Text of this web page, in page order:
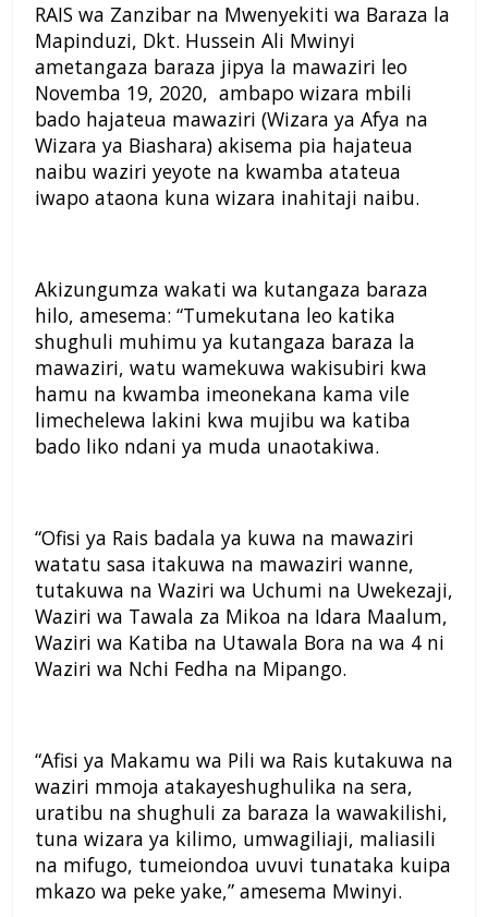
RAIS wa Zanzibar na Mwenyekiti wa Baraza la
Mapinduzi, Dkt. Hussein Ali Mwinyi
ametangaza baraza jipya la mawaziri leo
Novemba 19, 2020, ambapo wizara mbili
bado hajateua mawaziri (Wizara ya Afya na
Wizara ya Biashara) akisema pia hajateua
naibu waziri yeyote na kwamba atateua
iwapo ataona kuna wizara inahitaji naibu.
Akizungumza wakati wa kutangaza baraza
hilo, amesema: “Tumekutana leo katika
shughuli muhimu ya kutangaza baraza la
mawaziri, watu wamekuwa wakisubiri kwa
hamu na kwamba imeonekana kama vile
limechelewa lakini kwa mujibu wa katiba
bado liko ndani ya muda unaotakiwa.
“Ofisi ya Rais badala ya kuwa na mawaziri
watatu sasa itakuwa na mawaziri wanne,
tutakuwa na Waziri wa Uchumi na Uwekezaji,
Waziri wa Tawala za Mikoa na Idara Maalum,
Waziri wa Katiba na Utawala Bora na wa 4 ni
Waziri wa Nchi Fedha na Mipango.
“Afisi ya Makamu wa Pili wa Rais kutakuwa na
waziri mmoja atakayeshughulika na sera,
uratibu na shughuli za baraza la wawakilishi,
tuna wizara ya kilimo, umwagiliaji, maliasili
na mifugo, tumeiondoa uvuvi tunataka kuipa
mkazo wa peke yake,” amesema Mwinyi.